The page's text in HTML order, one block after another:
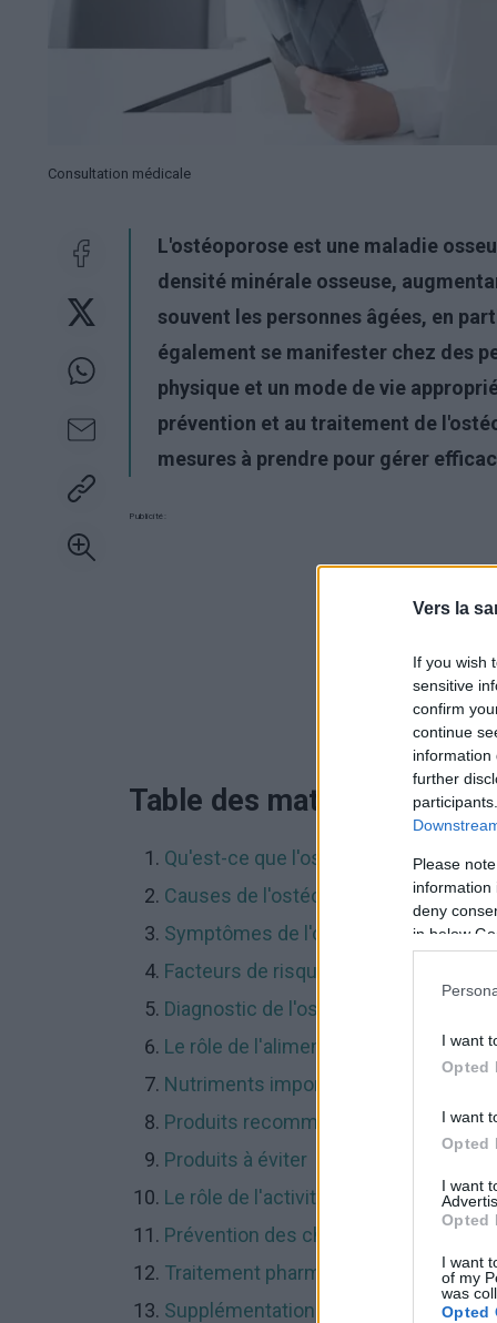
Vers la
If you wish
sensitive
confirm
continue
information
further
Please
information
deny
in below
I want
Opted
I want
Opted
I want
Opted
I want
of my
was
Opted
Consultation médicale
L'ostéoporose est une maladie
densité minérale osseuse,
souvent les personnes âgées, en
également se manifester chez des
physique et un mode de vie
prévention et au traitement de
mesures à prendre pour gérer
Publicité:
Table des matières
Qu'est-ce que l'ostéoporose ?
Causes de l'ostéoporose
Symptômes de l'ostéoporose
Facteurs de risque
Diagnostic de l'ostéoporose
Le rôle de l'alimentation dans
Nutriments importants
Produits recommandés
Produits à éviter
Le rôle de l'activité physique
Prévention des chutes
Traitement pharmacologique
Supplémentation en cas